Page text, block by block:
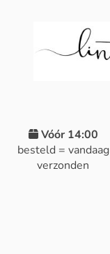
Vóór 14:00
besteld = vandaag
verzonden